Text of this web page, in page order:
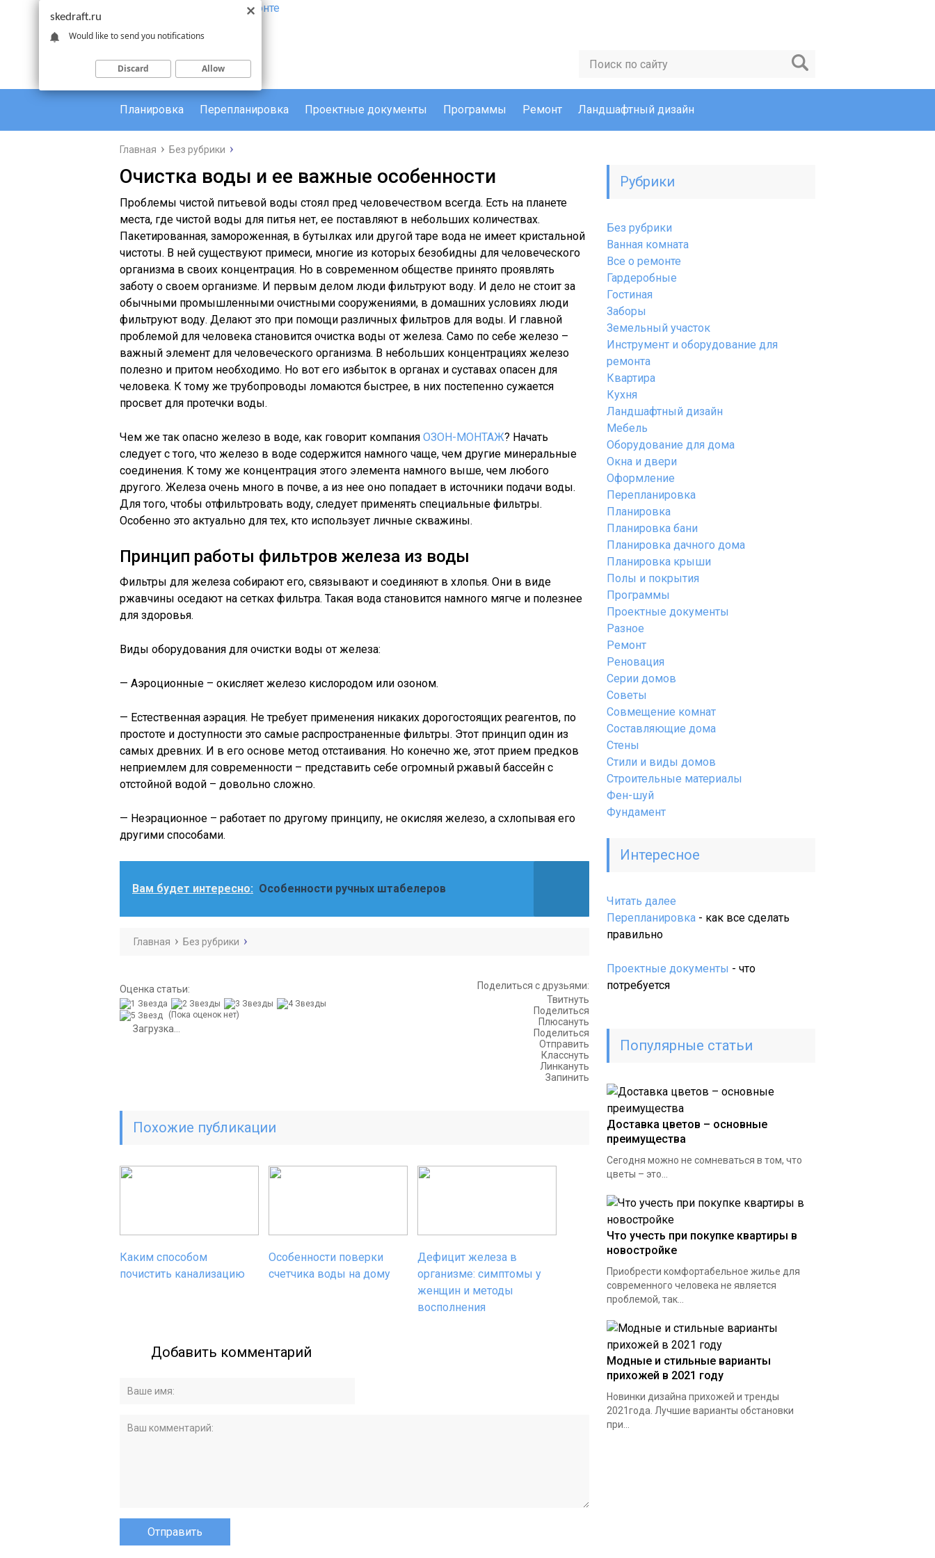
Планировка Перепланировка Проектные документы Программы Ремонт Ландшафтный дизайн
Главная Без рубрики
Очистка воды и ее важные особенности
Проблемы чистой питьевой воды стоял пред человечеством всегда. Есть на планете
места, где чистой воды для питья нет, ее поставляют в небольших количествах.
Пакетированная, замороженная, в бутылках или другой таре вода не имеет кристальной
чистоты. В ней существуют примеси, многие из которых безобидны для человеческого
организма в своих концентрация. Но в современном обществе принято проявлять
заботу о своем организме. И первым делом люди фильтруют воду. И дело не стоит за
обычными промышленными очистными сооружениями, в домашних условиях люди
фильтруют воду. Делают это при помощи различных фильтров для воды. И главной
проблемой для человека становится очистка воды от железа. Само по себе железо –
важный элемент для человеческого организма. В небольших концентрациях железо
полезно и притом необходимо. Но вот его избыток в органах и суставах опасен для
человека. К тому же трубопроводы ломаются быстрее, в них постепенно сужается
просвет для протечки воды.
Чем же так опасно железо в воде, как говорит компания ОЗОН-МОНТАЖ? Начать
следует с того, что железо в воде содержится намного чаще, чем другие минеральные
соединения. К тому же концентрация этого элемента намного выше, чем любого
другого. Железа очень много в почве, а из нее оно попадает в источники подачи воды.
Для того, чтобы отфильтровать воду, следует применять специальные фильтры.
Особенно это актуально для тех, кто использует личные скважины.
Принцип работы фильтров железа из воды
Фильтры для железа собирают его, связывают и соединяют в хлопья. Они в виде
ржавчины оседают на сетках фильтра. Такая вода становится намного мягче и полезнее
для здоровья.
Виды оборудования для очистки воды от железа:
— Аэроционные – окисляет железо кислородом или озоном.
— Естественная аэрация. Не требует применения никаких дорогостоящих реагентов, по
простоте и доступности это самые распространенные фильтры. Этот принцип один из
самых древних. И в его основе метод отстаивания. Но конечно же, этот прием предков
неприемлем для современности – представить себе огромный ржавый бассейн с
отстойной водой – довольно сложно.
— Неэрационное – работает по другому принципу, не окисляя железо, а схлопывая его
другими способами.
Вам будет интересно: Особенности ручных штабелеров
Главная Без рубрики
Оценка статьи:
(Пока оценок нет)
Загрузка...
Поделиться с друзьями:
Твитнуть
Поделиться
Плюсануть
Поделиться
Отправить
Класснуть
Линкануть
Запинить
Похожие публикации
Каким способом
почистить канализацию
Особенности поверки
счетчика воды на дому
Дефицит железа в
организме: симптомы у
женщин и методы
восполнения
Добавить комментарий
Рубрики
Без рубрики
Ванная комната
Все о ремонте
Гардеробные
Гостиная
Заборы
Земельный участок
Инструмент и оборудование для
ремонта
Квартира
Кухня
Ландшафтный дизайн
Мебель
Оборудование для дома
Окна и двери
Оформление
Перепланировка
Планировка
Планировка бани
Планировка дачного дома
Планировка крыши
Полы и покрытия
Программы
Проектные документы
Разное
Ремонт
Реновация
Серии домов
Советы
Совмещение комнат
Составляющие дома
Стены
Стили и виды домов
Строительные материалы
Фен-шуй
Фундамент
Интересное
Читать далее
Очистка
ее
Перепланировка - как все сделать
правильно
Проектные документы - что
потребуется
Популярные статьи
Доставка цветов – основные
преимущества
Сегодня можно не сомневаться в том, что
цветы – это...
Что учесть при покупке квартиры в
новостройке
Приобрести комфортабельное жилье для
современного человека не является
проблемой, так...
Модные и стильные варианты
прихожей в 2021 году
Новинки дизайна прихожей и тренды
2021года. Лучшие варианты обстановки
при...
skedraft.ru
Would like to send you notifications
Discard Allow